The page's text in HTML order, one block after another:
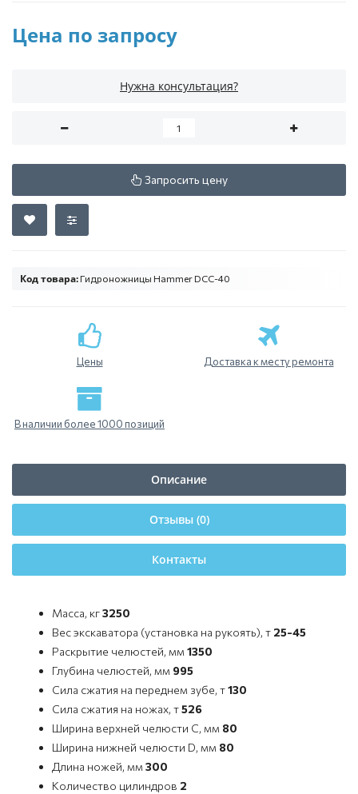
Цена по запросу
Нужна консультация?
Запросить цену
Код товара: Гидроножницы Hammer DCC-40
Цены Доставка к месту ремонта
В наличии более 1000 позиций
Описание
Отзывы (0)
Контакты
Масса, кг3250
Вес экскаватора (установка на рукоять), т 25-45
Раскрытие челюстей, мм 1350
Глубина челюстей, мм 995
Сила сжатия на переднем зубе, т130
Сила сжатия на ножах, т526
Ширина верхней челюсти C, мм 80
Ширина нижней челюсти D, мм 80
Длина ножей, мм 300
Количество цилиндров 2